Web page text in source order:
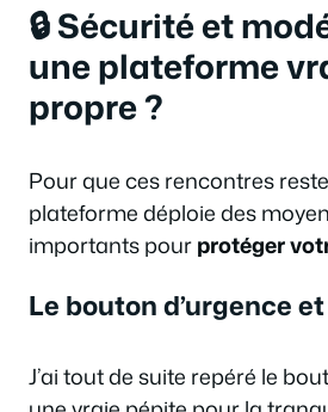
🔒 Sécurité et
une plateforme
propre ?
Pour que ces rencontres
plateforme déploie des
importants pourprotéger
Le bouton d’urgence
J’ai tout de suite repéré le